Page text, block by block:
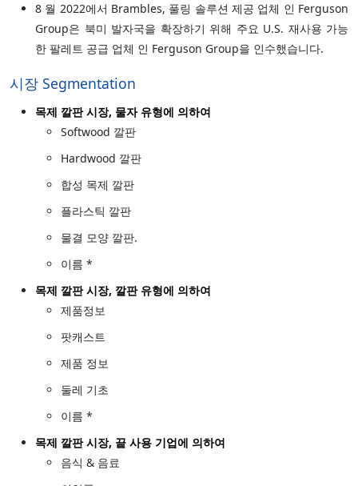
8 월 2022에서 Brambles, 풀링 솔루션 제공 업체 인 Ferguson
Group은 북미 발자국을 확장하기 위해 주요 U.S. 재사용 가능
한 팔레트 공급 업체 인 Ferguson Group을 인수했습니다.
시장 Segmentation
목제 깔판 시장, 물자 유형에 의하여
Softwood 깔판
Hardwood 깔판
합성 목제 깔판
플라스틱 깔판
물결 모양 깔판.
이름 *
목제 깔판 시장, 깔판 유형에 의하여
제품정보
팟캐스트
제품 정보
둘레 기초
이름 *
목제 깔판 시장, 끝 사용 기업에 의하여
음식 & 음료